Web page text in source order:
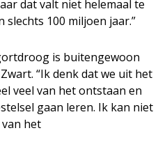
dat valt niet helemaal te
100 miljoen jaar.”
is buitengewoon
“Ik denk dat we uit het
veel van het ontstaan en
gaan leren. Ik kan niet
het